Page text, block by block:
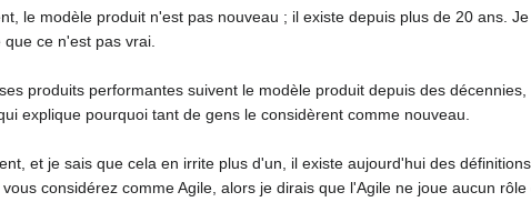
le modèle produit n'est pas nouveau ; il existe depuis plus de 20 ans.
que ce n'est pas vrai.
produits performantes suivent le modèle produit depuis des
explique pourquoi tant de gens le considèrent comme nouveau.
et je sais que cela en irrite plus d'un, il existe aujourd'hui des
considérez comme Agile, alors je dirais que l'Agile ne joue aucun